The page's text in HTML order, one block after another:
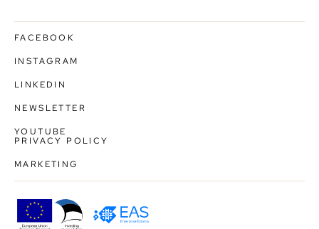
FACEBOOK
INSTAGRAM
LINKEDIN
NEWSLETTER
YOUTUBE
PRIVACY POLICY
MARKETING